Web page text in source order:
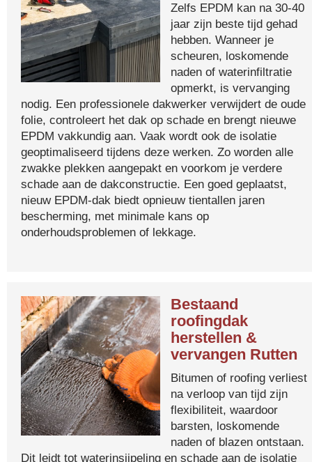
Zelfs EPDM kan na 30-40
jaar zijn beste tijd gehad
hebben. Wanneer je
scheuren, loskomende
naden of waterinfiltratie
opmerkt, is vervanging
nodig. Een professionele dakwerker verwijdert de oude
folie, controleert het dak op schade en brengt nieuwe
EPDM vakkundig aan. Vaak wordt ook de isolatie
geoptimaliseerd tijdens deze werken. Zo worden alle
zwakke plekken aangepakt en voorkom je verdere
schade aan de dakconstructie. Een goed geplaatst,
nieuw EPDM-dak biedt opnieuw tientallen jaren
bescherming, met minimale kans op
onderhoudsproblemen of lekkage.
Bestaand
roofingdak
herstellen &
vervangen Rutten
Bitumen of roofing verliest
na verloop van tijd zijn
flexibiliteit, waardoor
barsten, loskomende
naden of blazen ontstaan.
Dit leidt tot waterinsijpeling en schade aan de isolatie